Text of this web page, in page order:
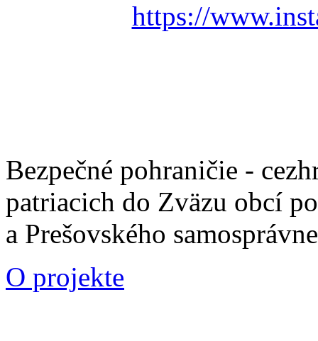
https://
Bezpečné pohraničie -
patriacich do Zväzu obcí
a Prešovského
O projekte